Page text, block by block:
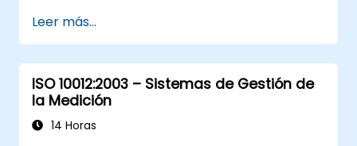
Leer más...
ISO 10012:2003 – Sistemas de Gestión de
la Medición
14 Horas